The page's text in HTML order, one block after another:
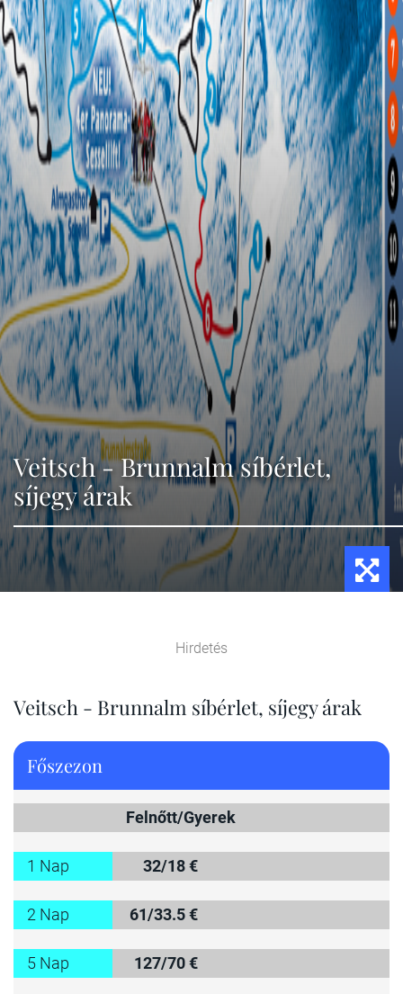
Veitsch - Brunnalm síbérlet,
síjegy árak
Hirdetés
Veitsch - Brunnalm síbérlet, síjegy árak
Főszezon
Felnőtt/Gyerek
1 Nap 32/18 €
2 Nap 61/33.5 €
5 Nap 127/70 €